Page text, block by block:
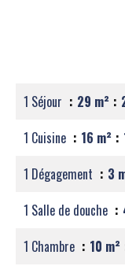
1 Séjour 29 m²
1 Cuisine
16 m²
1 Dégagement
3
1 Salle de douche
1 Chambre
10 m²